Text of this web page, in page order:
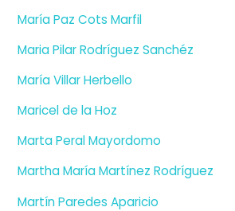
María Paz Cots Marfil
Maria Pilar Rodríguez Sanchéz
María Villar Herbello
Maricel de la Hoz
Marta Peral Mayordomo
Martha María Martínez Rodríguez
Martín Paredes Aparicio